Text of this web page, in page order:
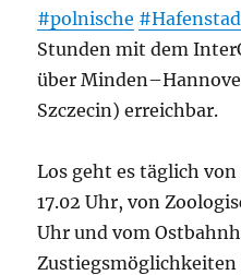
#polnische
Stunden mit dem
über
Szczecin) erreichbar.
Los geht es täglich
17.02 Uhr, von
Uhr und vom
Zustiegsmöglichkeiten